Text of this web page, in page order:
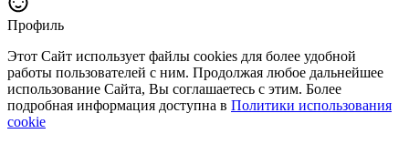
Профиль
Этот Сайт использует файлы cookies для более удобной
работы пользователей с ним. Продолжая любое дальнейшее
использование Сайта, Вы соглашаетесь с этим. Более
подробная информация доступна в Политики использования
cookie